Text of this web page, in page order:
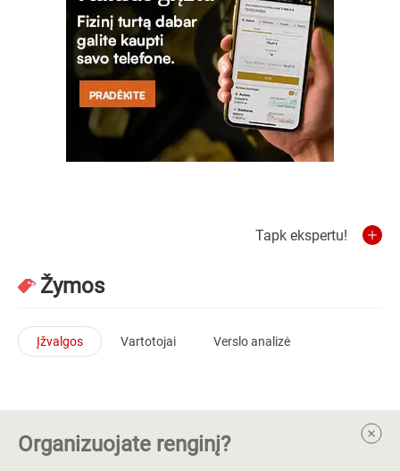
Tapk ekspertu!
Žymos
Įžvalgos Vartotojai Verslo analizė
Organizuojate renginį?